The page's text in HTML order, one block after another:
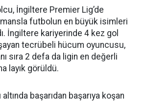
İngiltere Premier Lig’de
futbolun en büyük isimleri
İngiltere kariyerinde 4 kez gol
tecrübeli hücum oyuncusu,
sıra 2 defa da ligin en değerli
layık görüldü.
başarıdan başarıya koşan